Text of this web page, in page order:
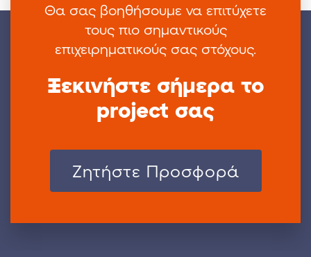
Θα σας βοηθήσουμε να επιτύχετε
τους πιο σημαντικούς
επιχειρηματικούς σας στόχους.
Ξεκινήστε σήμερα το
project σας
Zητήστε Προσφορά